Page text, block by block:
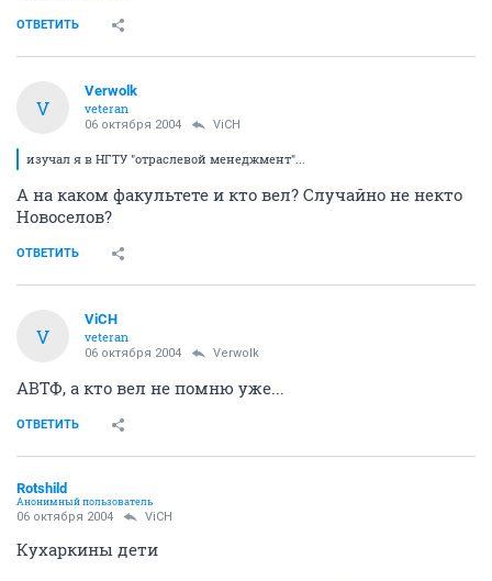
ОТВЕТИТЬ
V
Verwolk
veteran
06 октября 2004 ViCH
изучал я в НГТУ "отраслевой менеджмент"...
А на каком факультете и кто вел? Случайно не некто
Новоселов?
ОТВЕТИТЬ
V
ViCH
veteran
06 октября 2004 Verwolk
АВТФ, а кто вел не помню уже...
ОТВЕТИТЬ
Rotshild
Анонимный пользователь
06 октября 2004 ViCH
Кухаркины дети